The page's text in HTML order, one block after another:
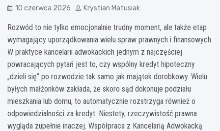
10 czerwca 2026 Krystian Matusiak
Rozwód to nie tylko emocjonalnie trudny moment, ale także etap
wymagający uporządkowania wielu spraw prawnych i finansowych.
W praktyce kancelarii adwokackich jednym z najczęściej
powracających pytań jest to, czy wspólny kredyt hipoteczny
„dzieli się” po rozwodzie tak samo jak majątek dorobkowy. Wielu
byłych małżonków zakłada, że skoro sąd dokonuje podziału
mieszkania lub domu, to automatycznie rozstrzyga również o
odpowiedzialności za kredyt. Niestety, rzeczywistość prawna
wygląda zupełnie inaczej. Współpraca z Kancelarią Adwokacką